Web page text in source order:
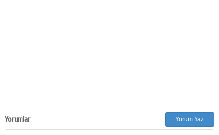
Yorumlar Yorum Yaz